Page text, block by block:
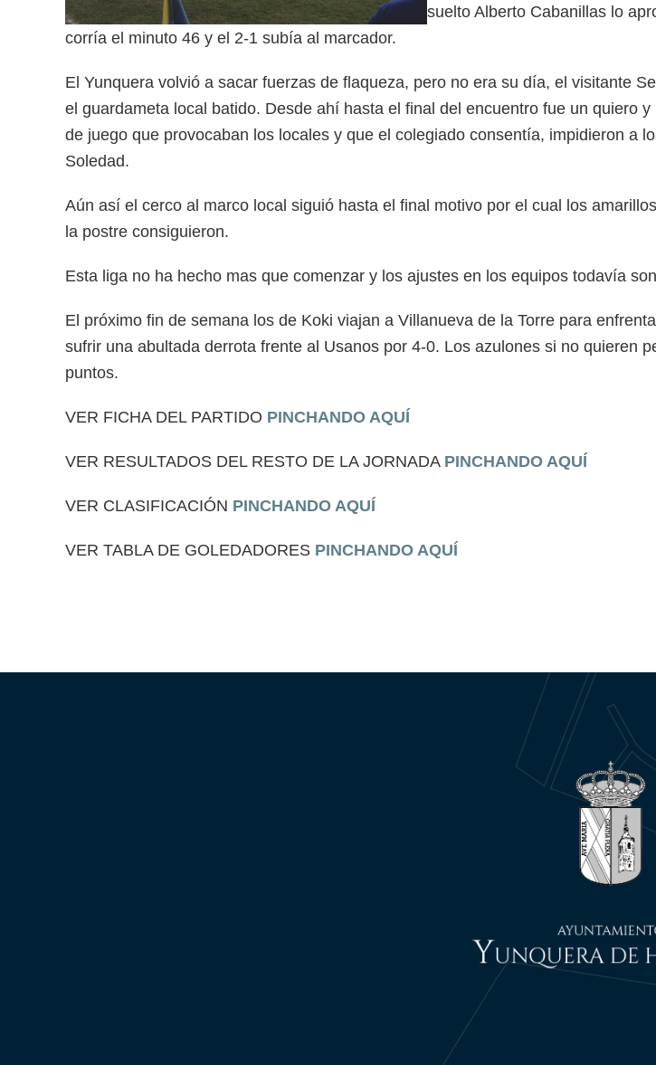
suelto Alberto Cabanillas lo
corría el minuto 46 y el 2-1 subía al marcador.
El Yunquera volvió a sacar fuerzas de flaqueza, pero no era su día, el visitante
el guardameta local batido. Desde ahí hasta el final del encuentro fue un quiero
de juego que provocaban los locales y que el colegiado consentía, impidieron a
Soledad.
Aún así el cerco al marco local siguió hasta el final motivo por el cual los
la postre consiguieron.
Esta liga no ha hecho mas que comenzar y los ajustes en los equipos todavía
El próximo fin de semana los de Koki viajan a Villanueva de la Torre para
sufrir una abultada derrota frente al Usanos por 4-0. Los azulones si no quieren
puntos.
VER FICHA DEL PARTIDO PINCHANDO AQUÍ
VER RESULTADOS DEL RESTO DE LA JORNADA PINCHANDO AQUÍ
VER CLASIFICACIÓN PINCHANDO AQUÍ
VER TABLA DE GOLEDADORES PINCHANDO AQUÍ